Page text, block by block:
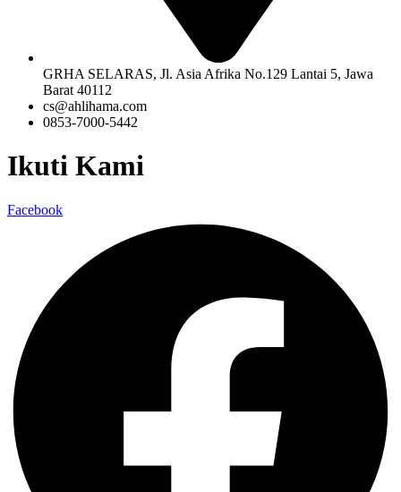
GRHA SELARAS, Jl. Asia Afrika No.129 Lantai 5, Jawa
Barat 40112
cs@ahlihama.com
0853-7000-5442
Ikuti Kami
Facebook